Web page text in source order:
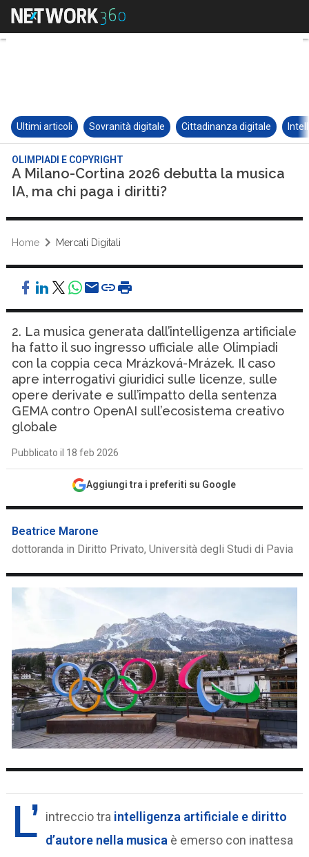
Ultimi articoli Sovranità digitale Cittadinanza digitale
OLIMPIADI E COPYRIGHT
A Milano-Cortina 2026 debutta la musica
IA, ma chi paga i diritti?
Home Mercati Digitali
2. La musica generata dall’intelligenza artificiale
ha fatto il suo ingresso ufficiale alle Olimpiadi
con la coppia ceca Mrázková-Mrázek. Il caso
apre interrogativi giuridici sulle licenze, sulle
opere derivate e sull’impatto della sentenza
GEMA contro OpenAI sull’ecosistema creativo
globale
Pubblicato il 18 feb 2026
Aggiungi tra i preferiti su Google
Beatrice Marone
dottoranda in Diritto Privato, Università degli Studi di Pavia
L’ intreccio tra intelligenza artificiale e diritto
d’autore nella musica è emerso con inattesa